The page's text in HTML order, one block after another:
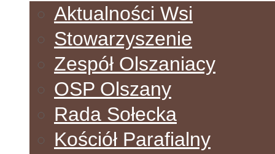
Aktualności Wsi
Stowarzyszenie
Zespół Olszaniacy
OSP Olszany
Rada Sołecka
Kościół Parafialny